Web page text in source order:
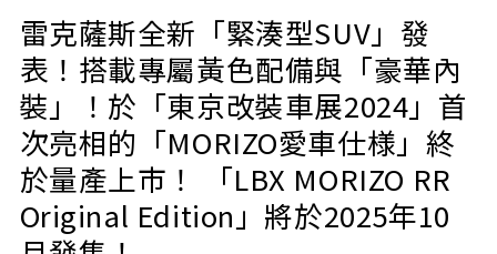
雷克薩斯全新「緊湊型SUV」發
表！搭載專屬黃色配備與「豪華內
裝」！於「東京改裝車展2024」首
次亮相的「MORIZO愛車仕様」終
於量產上市！ 「LBX MORIZO RR
Original Edition」將於2025年10